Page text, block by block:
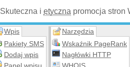
Skuteczna i etyczna promocja stron
Wpis
Pakiety SMS
Dodaj wpis
Narzędzia
Wskaźnik PageRank
Nagłówki HTTP